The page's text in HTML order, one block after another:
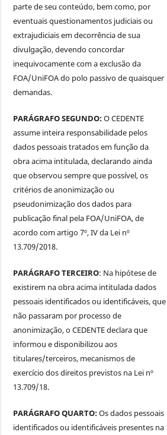
parte de seu conteúdo, bem como, por
eventuais questionamentos judiciais ou
extrajudiciais em decorrência de sua
divulgação, devendo concordar
inequivocamente com a exclusão da
FOA/UniFOA do polo passivo de quaisquer
demandas.
PARÁGRAFO SEGUNDO:O CEDENTE
assume inteira responsabilidade pelos
dados pessoais tratados em função da
obra acima intitulada, declarando ainda
que observou sempre que possível, os
critérios de anonimização ou
pseudonimização dos dados para
publicação final pela FOA/UniFOA, de
acordo com artigo 7º, IV da Lei nº
13.709/2018.
PARÁGRAFO TERCEIRO: Na hipótese de
existirem na obra acima intitulada dados
pessoais identificados ou identificáveis, que
não passaram por processo de
anonimização, o CEDENTE declara que
informou e disponibilizou aos
titulares/terceiros, mecanismos de
exercício dos direitos previstos na Lei nº
13.709/18.
PARÁGRAFO QUARTO:Os dados pessoais
identificados ou identificáveis presentes na